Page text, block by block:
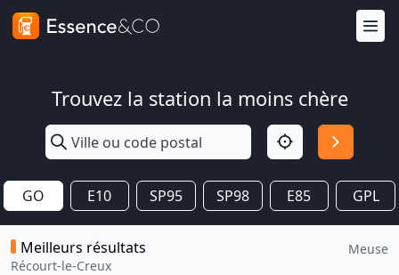
Trouvez la station la moins chère
GO E10 SP95 SP98 E85 GPL
Meilleurs résultats
Récourt-le-Creux
Meuse